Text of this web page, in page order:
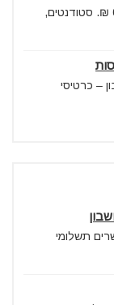
בעת ההרשמה ברבנות יש לשלם אגרה בסך 600 ₪. סטודנטים,
– כרטיסי
תשלומי